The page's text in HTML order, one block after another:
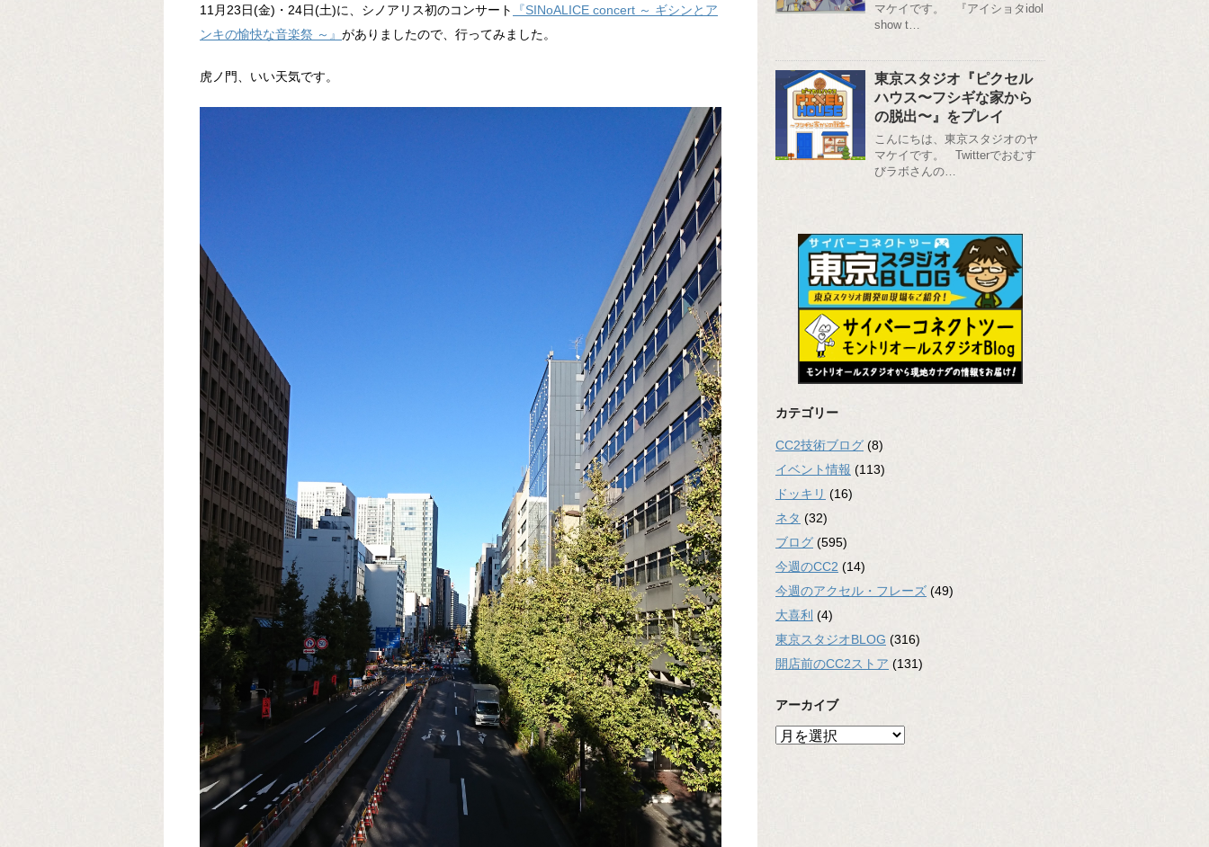
11月23日(金)・24日(土)に、シノアリス初のコンサート
『SINoALICE concert ～ ギシンとア
ンキの愉快な音楽祭 ～』 がありましたので、行ってみました。
虎ノ門、いい天気です。
マケイです。 『アイショタidol
show t…
東京スタジオ『ピクセル
ハウス〜フシギな家から
の脱出〜』をプレイ
こんにちは、東京スタジオのヤ
マケイです。 Twitterでおむす
びラボさんの…
カテゴリー
CC2技術ブログ (8)
イベント情報 (113)
ドッキリ (16)
ネタ (32)
ブログ (595)
今週のCC2 (14)
今週のアクセル・フレーズ (49)
大喜利 (4)
東京スタジオBLOG (316)
開店前のCC2ストア (131)
アーカイブ
ア